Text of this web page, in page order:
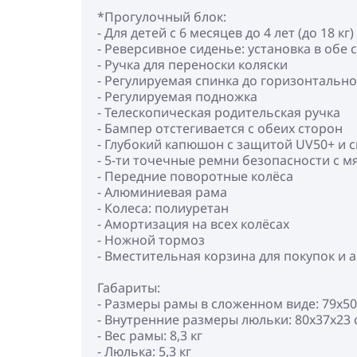
*Прогулочный блок:
- Для детей с 6 месяцев до 4 лет (до 18 кг)
- Реверсивное сиденье: установка в
- Ручка для переноски коляски
- Регулируемая спинка до
- Регулируемая подножка
- Телескопическая родительская ручка
- Бампер отстегивается с обеих сторон
- Глубокий капюшон с защитой UV50+
- 5-ти точечные ремни безопасности с
- Передние поворотные колёса
- Алюминиевая рама
- Колеса: полиуретан
- Амортизация на всех колёсах
- Ножной тормоз
- Вместительная корзина для покупок и
Габариты:
- Размеры рамы в сложенном виде:
- Внутренние размеры люльки: 80х37х23
- Вес рамы: 8,3 кг
- Люлька: 5,3 кг